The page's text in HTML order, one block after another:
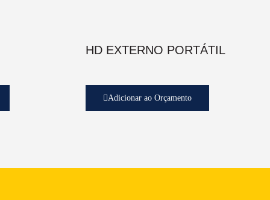
HD EXTERNO PORTÁTIL
Adicionar ao Orçamento